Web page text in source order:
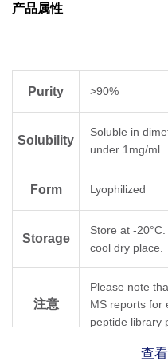
产品属性
Purity >90%
Solubility
Soluble in
under 1mg/ml
Form Lyophilized
Storage
Store at -
cool dry place.
注意
Please note
MS reports for
peptide library
查